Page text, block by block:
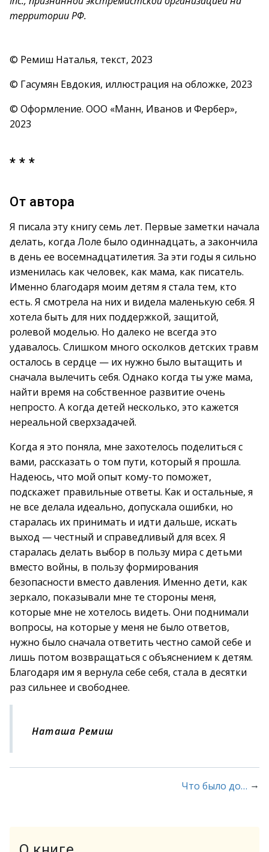
территории РФ.
© Ремиш Наталья, текст, 2023
© Гасумян Евдокия, иллюстрация на обложке, 2023
© Оформление. ООО «Манн, Иванов и Фербер»,
2023
* * *
От автора
Я писала эту книгу семь лет. Первые заметки начала
делать, когда Лоле было одиннадцать, а закончила
в день ее восемнадцатилетия. За эти годы я сильно
изменилась как человек, как мама, как писатель.
Именно благодаря моим детям я стала тем, кто
есть. Я смотрела на них и видела маленькую себя. Я
хотела быть для них поддержкой, защитой,
ролевой моделью. Но далеко не всегда это
удавалось. Слишком много осколков детских травм
осталось в сердце — их нужно было вытащить и
сначала вылечить себя. Однако когда ты уже мама,
найти время на собственное развитие очень
непросто. А когда детей несколько, это кажется
нереальной сверхзадачей.
Когда я это поняла, мне захотелось поделиться с
вами, рассказать о том пути, который я прошла.
Надеюсь, что мой опыт кому-то поможет,
подскажет правильные ответы. Как и остальные, я
не все делала идеально, допускала ошибки, но
старалась их принимать и идти дальше, искать
выход — честный и справедливый для всех. Я
старалась делать выбор в пользу мира с детьми
вместо войны, в пользу формирования
безопасности вместо давления. Именно дети, как
зеркало, показывали мне те стороны меня,
которые мне не хотелось видеть. Они поднимали
вопросы, на которые у меня не было ответов,
нужно было сначала ответить честно самой себе и
лишь потом возвращаться с объяснением к детям.
Благодаря им я вернула себе себя, стала в десятки
раз сильнее и свободнее.
Наташа Ремиш
Что было до… →